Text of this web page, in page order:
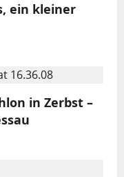
ein kleiner
in Zerbst –